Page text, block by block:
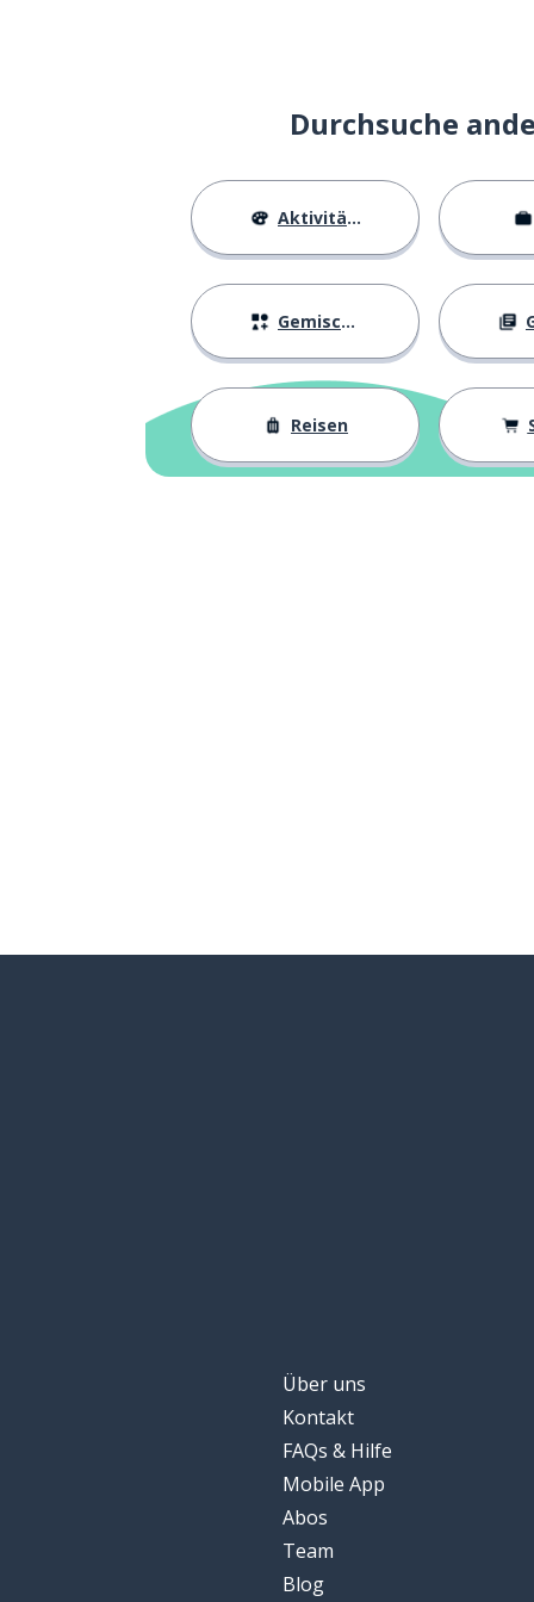
to dismantle zerlegen;
besitzen
ein Universum
to feel fühlen
Durchsuche
Aktivitäten
Gemischtes
Reisen
Über uns
Kontakt
FAQs & Hilfe
Mobile App
Abos
Team
Blog